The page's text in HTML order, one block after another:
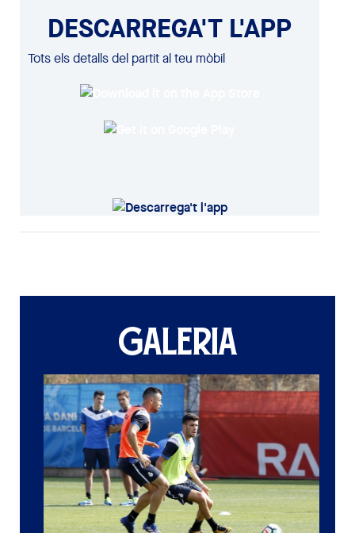
DESCARREGA'T L'APP
Tots els detalls del partit al teu mòbil
GALERIA